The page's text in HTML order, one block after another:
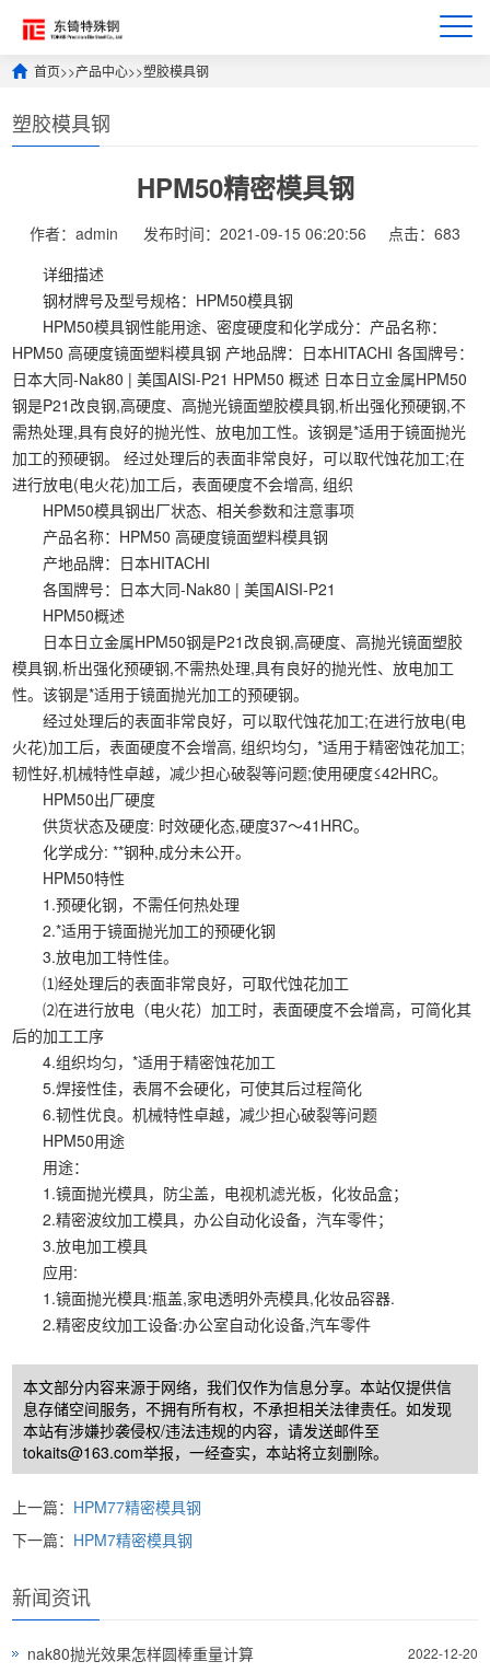
首页>>产品中心>>塑胶模具钢
塑胶模具钢
HPM50精密模具钢
作者：admin 发布时间：2021-09-15 06:20:56
点击：683
详细描述
钢材牌号及型号规格：HPM50模具钢
HPM50模具钢性能用途、密度硬度和化学成分：产品名称：
HPM50 高硬度镜面塑料模具钢 产地品牌：日本HITACHI 各国牌号：
日本大同-Nak80 | 美国AISI-P21 HPM50 概述 日本日立金属HPM50
钢是P21改良钢,高硬度、高抛光镜面塑胶模具钢,析出强化预硬钢,不
需热处理,具有良好的抛光性、放电加工性。该钢是*适用于镜面抛光
加工的预硬钢。 经过处理后的表面非常良好，可以取代蚀花加工;在
进行放电(电火花)加工后，表面硬度不会增高, 组织
HPM50模具钢出厂状态、相关参数和注意事项
产品名称：HPM50 高硬度镜面塑料模具钢
产地品牌：日本HITACHI
各国牌号：日本大同-Nak80 | 美国AISI-P21
HPM50概述
日本日立金属HPM50钢是P21改良钢,高硬度、高抛光镜面塑胶
模具钢,析出强化预硬钢,不需热处理,具有良好的抛光性、放电加工
性。该钢是*适用于镜面抛光加工的预硬钢。
经过处理后的表面非常良好，可以取代蚀花加工;在进行放电(电
火花)加工后，表面硬度不会增高, 组织均匀，*适用于精密蚀花加工;
韧性好,机械特性卓越，减少担心破裂等问题;使用硬度≤42HRC。
HPM50出厂硬度
供货状态及硬度: 时效硬化态,硬度37～41HRC。
化学成分: **钢种,成分未公开。
HPM50特性
1.预硬化钢，不需任何热处理
2.*适用于镜面抛光加工的预硬化钢
3.放电加工特性佳。
⑴经处理后的表面非常良好，可取代蚀花加工
⑵在进行放电（电火花）加工时，表面硬度不会增高，可简化其
后的加工工序
4.组织均匀，*适用于精密蚀花加工
5.焊接性佳，表屑不会硬化，可使其后过程简化
6.韧性优良。机械特性卓越，减少担心破裂等问题
HPM50用途
用途：
1.镜面抛光模具，防尘盖，电视机滤光板，化妆品盒；
2.精密波纹加工模具，办公自动化设备，汽车零件；
3.放电加工模具
应用:
1.镜面抛光模具:瓶盖,家电透明外壳模具,化妆品容器.
2.精密皮纹加工设备:办公室自动化设备,汽车零件
本文部分内容来源于网络，我们仅作为信息分享。本站仅提供信
息存储空间服务，不拥有所有权，不承担相关法律责任。如发现
本站有涉嫌抄袭侵权/违法违规的内容，请发送邮件至
tokaits@163.com举报，一经查实，本站将立刻删除。
上一篇： HPM77精密模具钢
下一篇： HPM7精密模具钢
新闻资讯
2022-12-20
nak80抛光效果怎样圆棒重量计算